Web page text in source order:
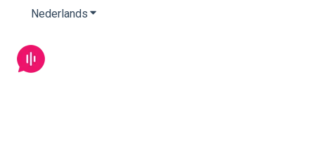
Nederlands Submenu tonen voor vertalingen